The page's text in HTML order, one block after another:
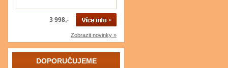
3 998,-
Zobrazit novinky »
DOPORUČUJEME